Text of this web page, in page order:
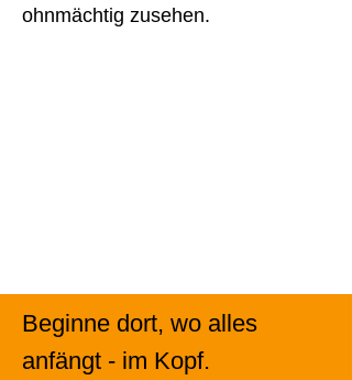
ohnmächtig zusehen.
Beginne dort, wo alles
anfängt - im Kopf.